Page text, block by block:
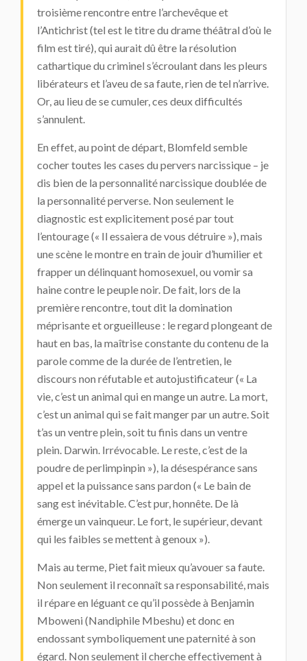
troisième rencontre entre l’archevêque et
l’Antichrist (tel est le titre du drame théâtral d’où le
film est tiré), qui aurait dû être la résolution
cathartique du criminel s’écroulant dans les pleurs
libérateurs et l’aveu de sa faute, rien de tel n’arrive.
Or, au lieu de se cumuler, ces deux difficultés
s’annulent.
En effet, au point de départ, Blomfeld semble
cocher toutes les cases du pervers narcissique – je
dis bien de la personnalité narcissique doublée de
la personnalité perverse. Non seulement le
diagnostic est explicitement posé par tout
l’entourage (« Il essaiera de vous détruire »), mais
une scène le montre en train de jouir d’humilier et
frapper un délinquant homosexuel, ou vomir sa
haine contre le peuple noir. De fait, lors de la
première rencontre, tout dit la domination
méprisante et orgueilleuse : le regard plongeant de
haut en bas, la maîtrise constante du contenu de la
parole comme de la durée de l’entretien, le
discours non réfutable et autojustificateur (« La
vie, c’est un animal qui en mange un autre. La mort,
c’est un animal qui se fait manger par un autre. Soit
t’as un ventre plein, soit tu finis dans un ventre
plein. Darwin. Irrévocable. Le reste, c’est de la
poudre de perlimpinpin »), la désespérance sans
appel et la puissance sans pardon (« Le bain de
sang est inévitable. C’est pur, honnête. De là
émerge un vainqueur. Le fort, le supérieur, devant
qui les faibles se mettent à genoux »).
Mais au terme, Piet fait mieux qu’avouer sa faute.
Non seulement il reconnaît sa responsabilité, mais
il répare en léguant ce qu’il possède à Benjamin
Mboweni (Nandiphile Mbeshu) et donc en
endossant symboliquement une paternité à son
égard. Non seulement il cherche effectivement à